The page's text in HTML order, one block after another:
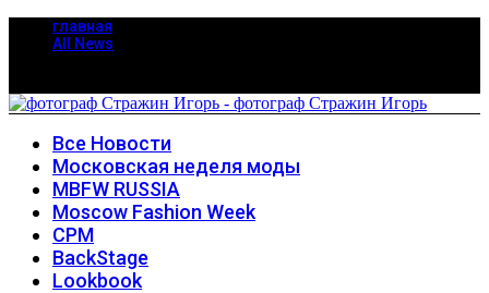
главная
All News
Все Новости
Московская неделя моды
MBFW RUSSIA
Moscow Fashion Week
CPM
BackStage
Lookbook